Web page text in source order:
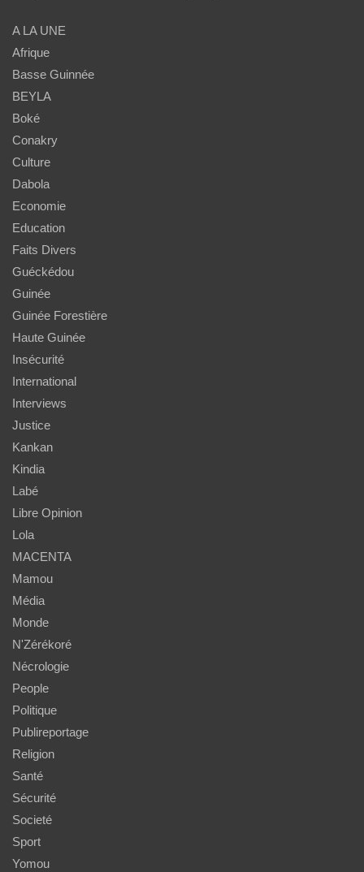
A LA UNE
Afrique
Basse Guinnée
BEYLA
Boké
Conakry
Culture
Dabola
Economie
Education
Faits Divers
Guéckédou
Guinée
Guinée Forestière
Haute Guinée
Insécurité
International
Interviews
Justice
Kankan
Kindia
Labé
Libre Opinion
Lola
MACENTA
Mamou
Média
Monde
N'Zérékoré
Nécrologie
People
Politique
Publireportage
Religion
Santé
Sécurité
Societé
Sport
Yomou